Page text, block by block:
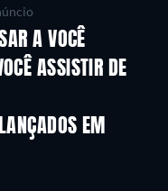
A VOCÊ
ASSISTIR DE
EM